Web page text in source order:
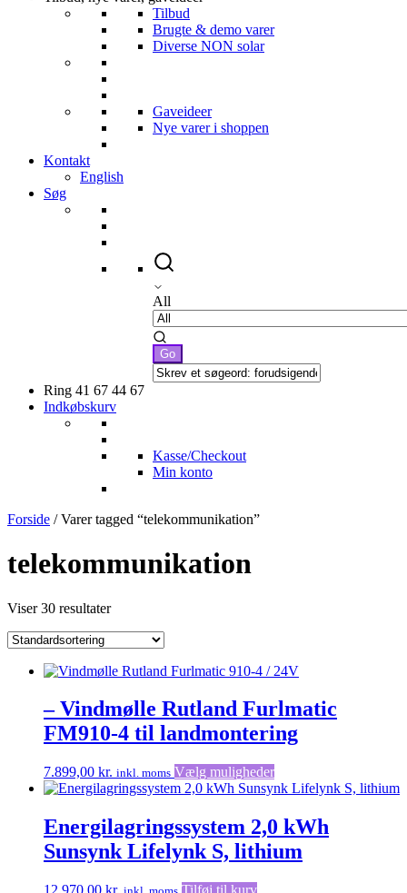
Tilbud
Brugte & demo varer
Diverse NON solar
Gaveideer
Nye varer i shoppen
Kontakt
English
Søg
All
Ring 41 67 44 67
Indkøbskurv
Kasse/Checkout
Min konto
Forside / Varer tagged “telekommunikation”
telekommunikation
Viser 30 resultater
– Vindmølle Rutland Furlmatic
FM910-4 til landmontering
7.899,00 kr. inkl. moms Vælg mulighederDette
vare
flere
varianter.
Mulighederne
Energilagringssystem 2,0 kWh
Sunsynk Lifelynk S, lithium